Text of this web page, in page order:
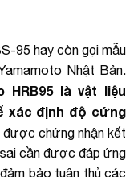
95 hay còn gọi mẫu
Nhật Bản.
HRB95 là vật liệu
xác định độ cứng
được chứng nhận kết
cần được đáp ứng
bảo tuân thủ các